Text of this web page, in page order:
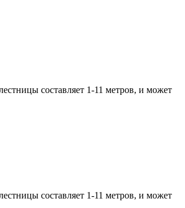
составляет 1-11 метров, и может
составляет 1-11 метров, и может